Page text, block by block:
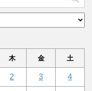
木 金 土
2 3 4